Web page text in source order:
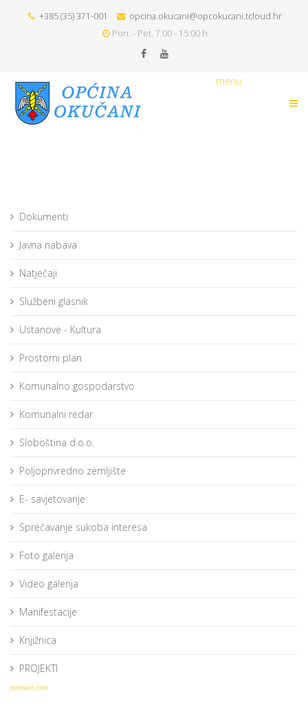
+385 (35) 371-001
opcina.okucani@opcokucani.tcloud.hr
Pon. - Pet. 7:00 - 15:00 h
menu
Dokumenti
Javna nabava
Natječaji
Službeni glasnik
Ustanove - Kultura
Prostorni plan
Komunalno gospodarstvo
Komunalni redar
Sloboština d.o.o.
Poljoprivredno zemljište
E- savjetovanje
Sprečavanje sukoba interesa
Foto galerija
Video galerija
Manifestacije
Knjižnica
PROJEKTI
norrnext.com